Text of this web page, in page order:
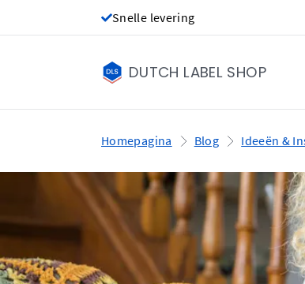
Snelle levering
DUTCH LABEL SHOP
Homepagina Blog Ideeën &